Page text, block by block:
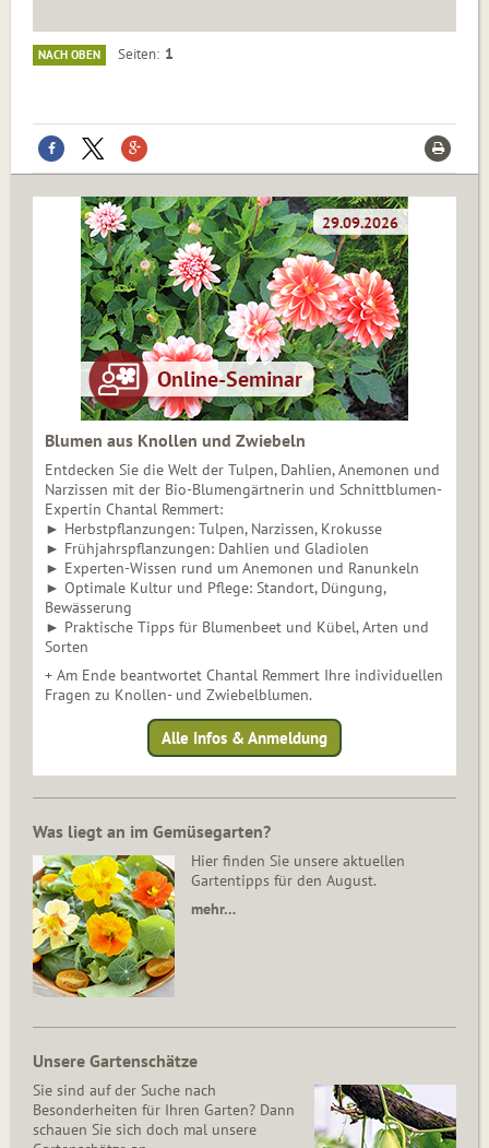
NACH OBEN Seiten 1
Blumen aus Knollen und Zwiebeln
Entdecken Sie die Welt der Tulpen, Dahlien, Anemonen und
Narzissen mit der Bio-Blumengärtnerin und Schnittblumen-
Expertin Chantal Remmert:
► Herbstpflanzungen: Tulpen, Narzissen, Krokusse
► Frühjahrspflanzungen: Dahlien und Gladiolen
► Experten-Wissen rund um Anemonen und Ranunkeln
► Optimale Kultur und Pflege: Standort, Düngung,
Bewässerung
► Praktische Tipps für Blumenbeet und Kübel, Arten und
Sorten
+ Am Ende beantwortet Chantal Remmert Ihre individuellen
Fragen zu Knollen- und Zwiebelblumen.
Alle Infos & Anmeldung
Was liegt an im Gemüsegarten?
Hier finden Sie unsere aktuellen
Gartentipps für den August.
mehr…
Unsere Gartenschätze
Sie sind auf der Suche nach
Besonderheiten für Ihren Garten? Dann
schauen Sie sich doch mal unsere